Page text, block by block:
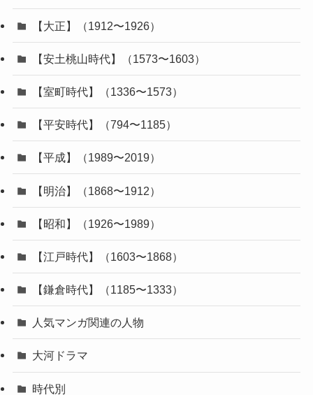
【大正】（1912〜1926）
【安土桃山時代】（1573〜1603）
【室町時代】（1336〜1573）
【平安時代】（794〜1185）
【平成】（1989〜2019）
【明治】（1868〜1912）
【昭和】（1926〜1989）
【江戸時代】（1603〜1868）
【鎌倉時代】（1185〜1333）
人気マンガ関連の人物
大河ドラマ
時代別